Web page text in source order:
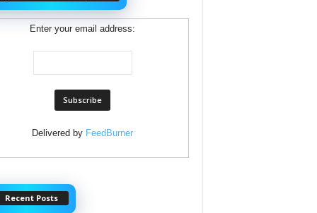
Enter your email address:
Delivered by FeedBurner
Recent Posts